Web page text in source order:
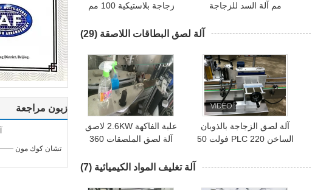
زبون مراجعة
—— تشان كوك مون
زجاجة بلاستيكية 100 مم
مم آلة السد للزجاجة
آلة لصق البطاقات اللاصقة (29)
علبة الفاكهة 2.6KW لاصق
آلة لصق الملصقات 360
آلة لصق الزجاجة بالذوبان
الساخن PLC 220 فولت 50
آلة تغليف المواد الكيميائية (7)